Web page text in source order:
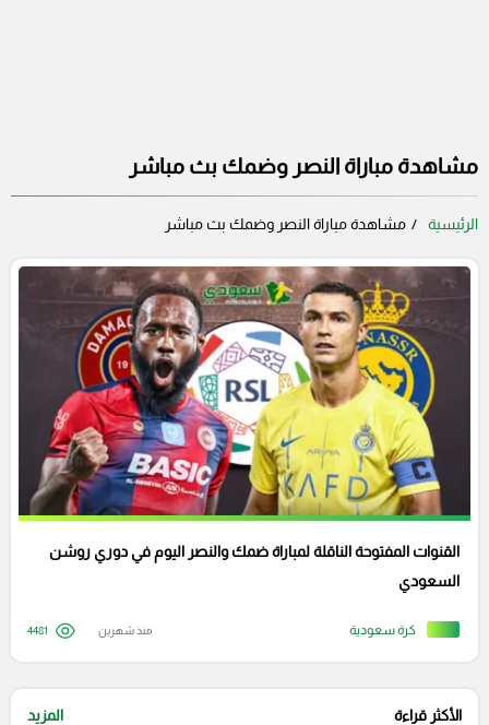
مشاهدة مباراة النصر وضمك بث مباشر
الرئيسية مشاهدة مباراة النصر وضمك بث مباشر
كرة سعودية
القنوات المفتوحة الناقلة لمباراة ضمك والنصر اليوم في دوري روشن
السعودي
منذ شهرين 4481
الأكثر قراءة المزيد